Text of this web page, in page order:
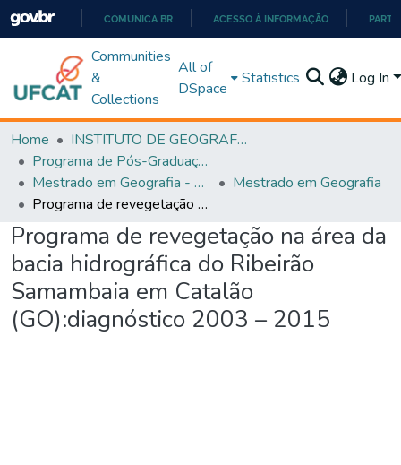
PARA
O
COMUNICA BR ACESSO À INFORMAÇÃO
Communities
&
Collections
All of
DSpace
Statistics Log In
Home
INSTITUTO DE GEOGRAFIA
Programa de Pós-Graduação em Geografia - PPGGEO
Mestrado em Geografia - PPGGEO
Mestrado em Geografia
Programa de revegetação na área da bacia hidrográfica do Ribeirão Samambaia em Catalão (GO):diagnóstico 2003 – 2015
Programa de revegetação na área da
bacia hidrográfica do Ribeirão
Samambaia em Catalão
(GO):diagnóstico 2003 – 2015